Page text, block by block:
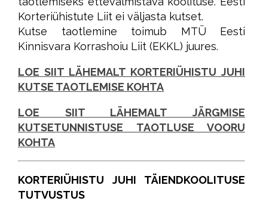
Korteriühistute Liit ei väljasta kutset.
Kutse taotlemine toimub MTÜ Eesti
Kinnisvara Korrashoiu Liit (EKKL) juures.
LOE SIIT LÄHEMALT KORTERIÜHISTU JUHI
KUTSE TAOTLEMISE KOHTA
LOE SIIT LÄHEMALT JÄRGMISE
KUTSETUNNISTUSE TAOTLUSE VOORU
KOHTA
KORTERIÜHISTU JUHI TÄIENDKOOLITUSE
TUTVUSTUS